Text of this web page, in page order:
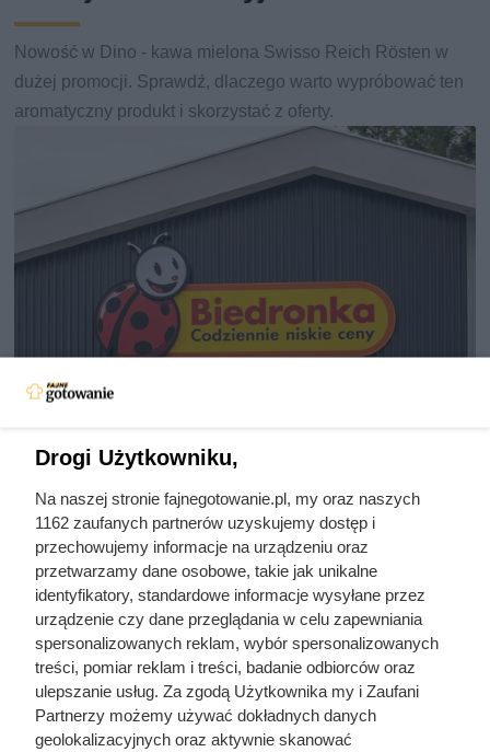
Nowość w Dino - kawa mielona Swisso Reich Rösten w
dużej promocji. Sprawdź, dlaczego warto wypróbować ten
aromatyczny produkt i skorzystać z oferty.
Sprawdziła cenę regularną i od
razu kupiła kilka kilogramów. Taka
okazja nie zdarza się często
Sprawdziła cenę regularną i od razu zrobiła zapas. W
Biedronce kilogram kawy MK Café Premium lub Crema
kosztuje tylko 55,99 zł zamiast 83,99 zł. Sprawdź warunki
promocji i termin jej obowiązywania.
Drogi Użytkowniku,
Na naszej stronie fajnegotowanie.pl, my oraz naszych
1162 zaufanych partnerów uzyskujemy dostęp i
przechowujemy informacje na urządzeniu oraz
przetwarzamy dane osobowe, takie jak unikalne
identyfikatory, standardowe informacje wysyłane przez
urządzenie czy dane przeglądania w celu zapewniania
spersonalizowanych reklam, wybór spersonalizowanych
treści, pomiar reklam i treści, badanie odbiorców oraz
ulepszanie usług. Za zgodą Użytkownika my i Zaufani
Partnerzy możemy używać dokładnych danych
geolokalizacyjnych oraz aktywnie skanować